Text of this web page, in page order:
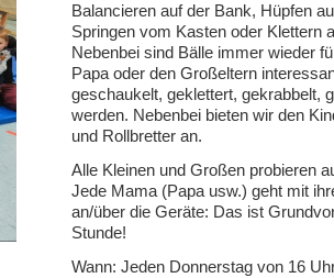
Balancieren auf der Bank, Hüpfen
Springen vom Kasten oder Klettern
Nebenbei sind Bälle immer wieder
Papa oder den Großeltern
geschaukelt, geklettert, gekrabbelt,
werden. Nebenbei bieten wir den
und Rollbretter an.
Alle Kleinen und Großen probieren
Jede Mama (Papa usw.) geht mit
an/über die Geräte: Das ist
Stunde!
Wann: Jeden Donnerstag von 16